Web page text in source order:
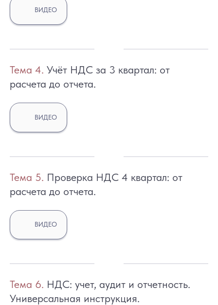
ВИДЕО
Тема 4. Учёт НДС за 3 квартал: от
расчета до отчета.
ВИДЕО
Тема 5. Проверка НДС 4 квартал: от
расчета до отчета.
ВИДЕО
Тема 6. НДС: учет, аудит и отчетность.
Универсальная инструкция.